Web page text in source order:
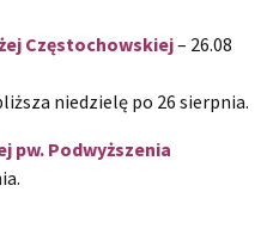
Częstochowskiej– 26.08
niedzielę po 26 sierpnia.
pw. Podwyższenia